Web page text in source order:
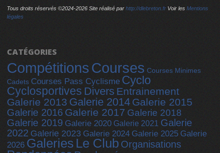
Tous droits réservés ©2024-2026 Site réalisé par http://dlebreton.fr Voir les Mentions
légales
CATÉGORIES
CompétitionsCourses Courses Minimes
Cadets Courses Pass Cyclisme Cyclo
Cyclosportives Divers Entrainement
Galerie 2013 Galerie 2014 Galerie 2015
Galerie 2016 Galerie 2017 Galerie 2018
Galerie 2019 Galerie 2020 Galerie 2021 Galerie
2022 Galerie 2023 Galerie 2024 Galerie 2025 Galerie
2026 Galeries Le Club Organisations